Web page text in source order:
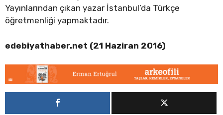
Yayınlarından çıkan yazar İstanbul’da Türkçe
öğretmenliği yapmaktadır.
edebiyathaber.net (21 Haziran 2016)